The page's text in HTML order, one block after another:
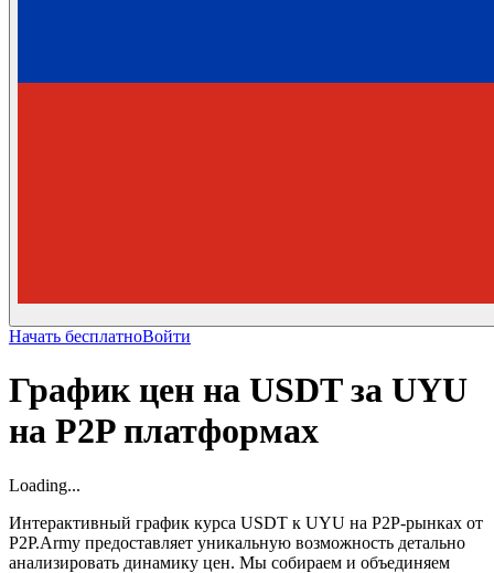
Начать бесплатноВойти
График цен на USDT за UYU
на P2P платформах
Loading...
Интерактивный график курса USDT к UYU на P2P-рынках от
P2P.Army предоставляет уникальную возможность детально
анализировать динамику цен. Мы собираем и объединяем